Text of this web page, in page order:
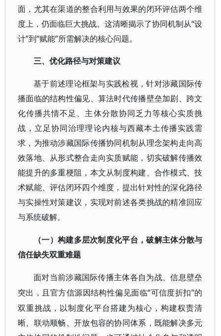
面，尤其在渠道的整合利用与效果的闭环评估两个维
度上，仍面临巨大挑战。这清晰揭示了协同机制从“设
计”到“赋能”所需解决的核心问题。
三、优化路径与对策建议
基于前述理论框架与实践检视，针对涉藏国际传
播面临的结构性偏见、算法时代传播壁垒加剧、跨文
化传播共情不足、主体分散协同乏力等核心实质挑
战，立足协同治理理论内核与西藏本土传播实践需
求，为推动涉藏国际传播协同机制从理念架构走向高
效落地、从形式整合走向实质赋能，切实破解传播效
能提升的多重梗阻，本文从制度构建、合作模式、技
术赋能、评估闭环四个维度，提出针对性的深化路径
与实操性对策建议，实现对前述各类挑战的精准回应
与系统破解。
（一）构建多层次制度化平台，破解主体分散与
信任缺失双重难题
面对当前涉藏国际传播主体各自为战、信息壁垒
突出，且官方信源因结构性偏见面临“可信度折扣”的
双重挑战，以制度化平台搭建为核心，构建权责清
晰、联动顺畅、开放包容的协同体系，既能解决多元